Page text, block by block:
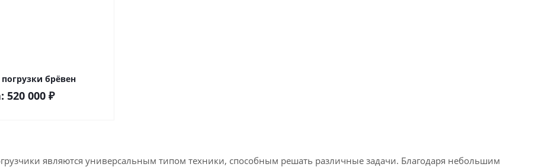
брёвен
520 000 ₽
являются универсальным типом техники, способным решать различные задачи. Благодаря небольшим